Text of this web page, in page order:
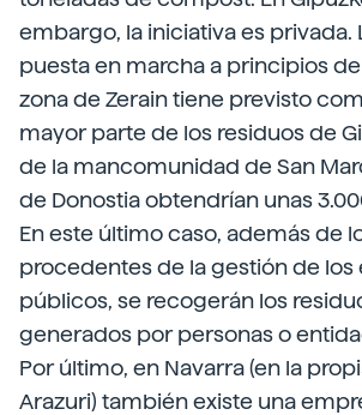
embargo, la iniciativa es privada.
puesta en marcha a principios
zona de Zerain tiene previsto
mayor parte de los residuos de
de la mancomunidad de San
de Donostia obtendrían unas
En este último caso, además de
procedentes de la gestión de los
públicos, se recogerán los
generados por personas o
Por último, en Navarra (en la
Arazuri) también existe una